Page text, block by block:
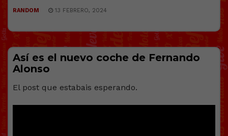
RANDOM 13 FEBRERO, 2024
Así es el nuevo coche de Fernando
Alonso
El post que estabais esperando.